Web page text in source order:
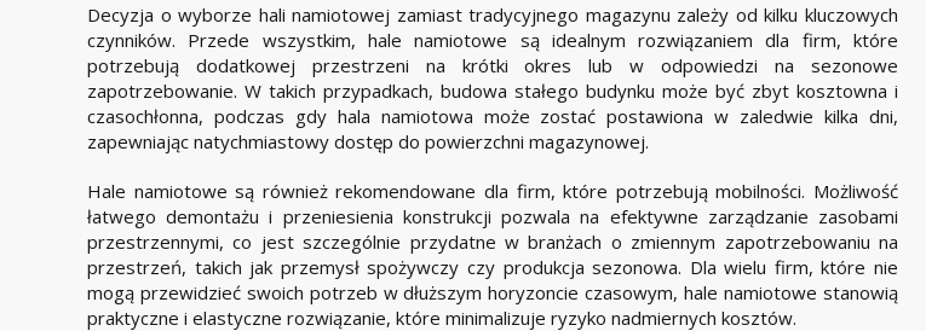
Decyzja o wyborze hali namiotowej zamiast tradycyjnego magazynu zależy od kilku kluczowych
czynników. Przede wszystkim, hale namiotowe są idealnym rozwiązaniem dla firm, które
potrzebują dodatkowej przestrzeni na krótki okres lub w odpowiedzi na sezonowe
zapotrzebowanie. W takich przypadkach, budowa stałego budynku może być zbyt kosztowna i
czasochłonna, podczas gdy hala namiotowa może zostać postawiona w zaledwie kilka dni,
zapewniając natychmiastowy dostęp do powierzchni magazynowej.
Hale namiotowe są również rekomendowane dla firm, które potrzebują mobilności. Możliwość
łatwego demontażu i przeniesienia konstrukcji pozwala na efektywne zarządzanie zasobami
przestrzennymi, co jest szczególnie przydatne w branżach o zmiennym zapotrzebowaniu na
przestrzeń, takich jak przemysł spożywczy czy produkcja sezonowa. Dla wielu firm, które nie
mogą przewidzieć swoich potrzeb w dłuższym horyzoncie czasowym, hale namiotowe stanowią
praktyczne i elastyczne rozwiązanie, które minimalizuje ryzyko nadmiernych kosztów.